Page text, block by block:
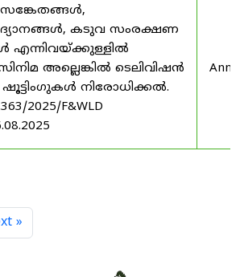
സങ്കേതങ്ങൾ,
കടുവ സംരക്ഷണ
എന്നിവയ്ക്കുള്ളിൽ
അല്ലെങ്കിൽ ടെലിവിഷൻ
നിരോധിക്കൽ.
2025/F&WLD
»